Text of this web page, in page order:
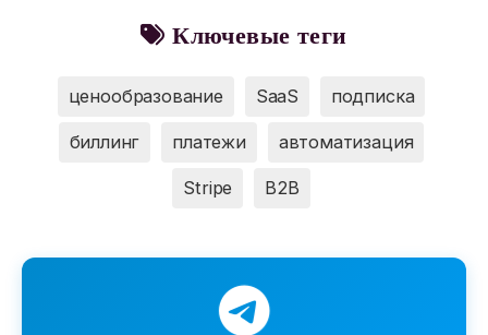
Ключевые теги
ценообразование SaaS подписка
биллинг платежи автоматизация
Stripe B2B